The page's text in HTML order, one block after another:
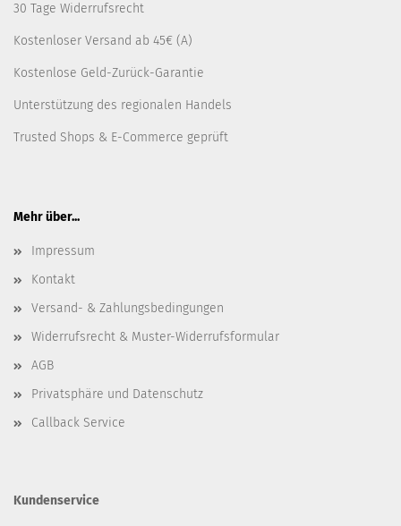
30 Tage Widerrufsrecht
Kostenloser Versand ab 45€ (A)
Kostenlose Geld-Zurück-Garantie
Unterstützung des regionalen Handels
Trusted Shops & E-Commerce geprüft
Mehr über...
Impressum
Kontakt
Versand- & Zahlungsbedingungen
Widerrufsrecht & Muster-Widerrufsformular
AGB
Privatsphäre und Datenschutz
Callback Service
Kundenservice